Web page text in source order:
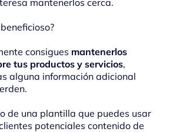
consigues mantenerlos
tus productos y servicios,
alguna información adicional
de una plantilla que puedes usar
potenciales contenido de